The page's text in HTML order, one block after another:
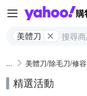
美體刀
美體刀/除毛刀/修
精選活動